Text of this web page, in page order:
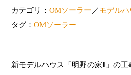
カテゴリ：OMソーラー ／モデルハ
タグ：OMソーラー
新モデルハウス「明野の家Ⅱ」の